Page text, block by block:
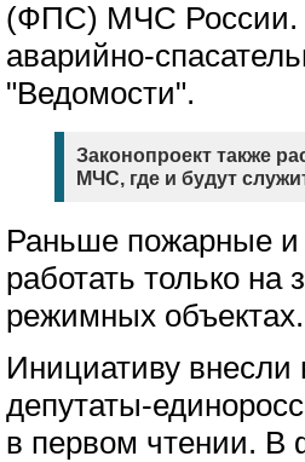
(ФПС) МЧС России.
аварийно-
"Ведомости".
Законопроект также
МЧС, где и будут
Раньше пожарные и
работать только
режимных объектах.
Инициативу внесли
депутаты-
в первом чтении. В